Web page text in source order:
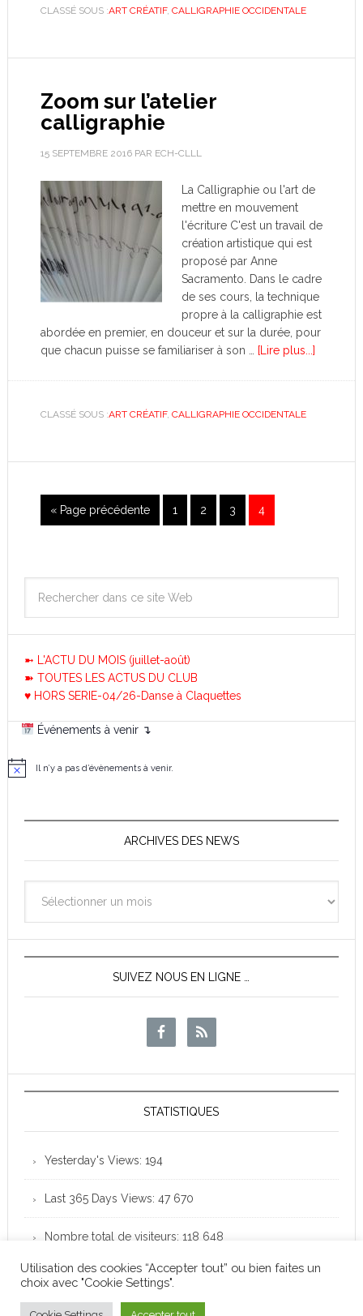
CLASSÉ SOUS :ART CRÉATIF, CALLIGRAPHIE OCCIDENTALE
Zoom sur l’atelier
calligraphie
15 SEPTEMBRE 2016PAR ECH-CLLL
La Calligraphie ou l'art de
mettre en mouvement
l'écriture C'est un travail de
création artistique qui est
proposé par Anne
Sacramento. Dans le cadre
de ses cours, la technique
propre à la calligraphie est
abordée en premier, en douceur et sur la durée, pour
que chacun puisse se familiariser à son …
[Lire plus...]
CLASSÉ SOUS :ART CRÉATIF, CALLIGRAPHIE OCCIDENTALE
« Page précédente 1 2 3 4
➼ L'ACTU DU MOIS (juillet-août)
➽ TOUTES LES ACTUS DU CLUB
♥ HORS SERIE-04/26-Danse à Claquettes
Événements à venir ↴
N
Il n’y a pas d’évènements à venir.
ARCHIVES DES NEWS
des
News
SUIVEZ NOUS EN LIGNE …
STATISTIQUES
Yesterday's Views: 194
Last 365 Days Views: 47 670
Nombre total de visiteurs: 118 648
Club Loisirs Léo Lagrange de Colomiers - Copyright
© 2026 - Mentions légales
Utilisation des cookies “Accepter tout” ou bien faites un
choix avec "Cookie Settings".